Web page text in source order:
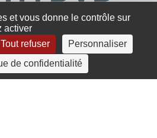
Terre
et vous donne le contrôle sur
activer
Tout refuser
Personnaliser
de confidentialité